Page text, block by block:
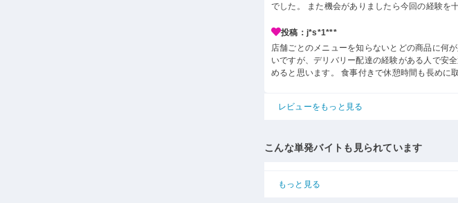
でした。 また機会がありましたら今回の経験を
投稿：j*s*1***
店舗ごとのメニューを知らないとどの商品に何
いですが、デリバリー配達の経験がある人で安
めると思います。 食事付きで休憩時間も長めに
レビューをもっと見る
こんな単発バイトも見られています
もっと見る